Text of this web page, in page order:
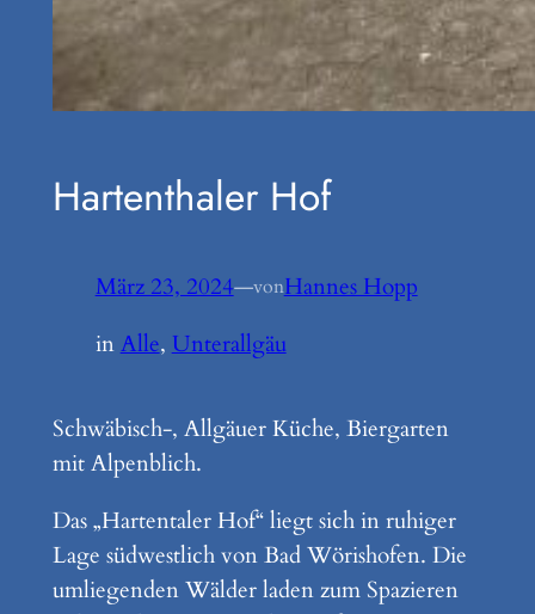
Hartenthaler Hof
März 23, 2024—vonHannes Hopp
inAlle, Unterallgäu
Schwäbisch-, Allgäuer Küche, Biergarten
mit Alpenblich.
Das „Hartentaler Hof“ liegt sich in ruhiger
Lage südwestlich von Bad Wörishofen. Die
umliegenden Wälder laden zum Spazieren